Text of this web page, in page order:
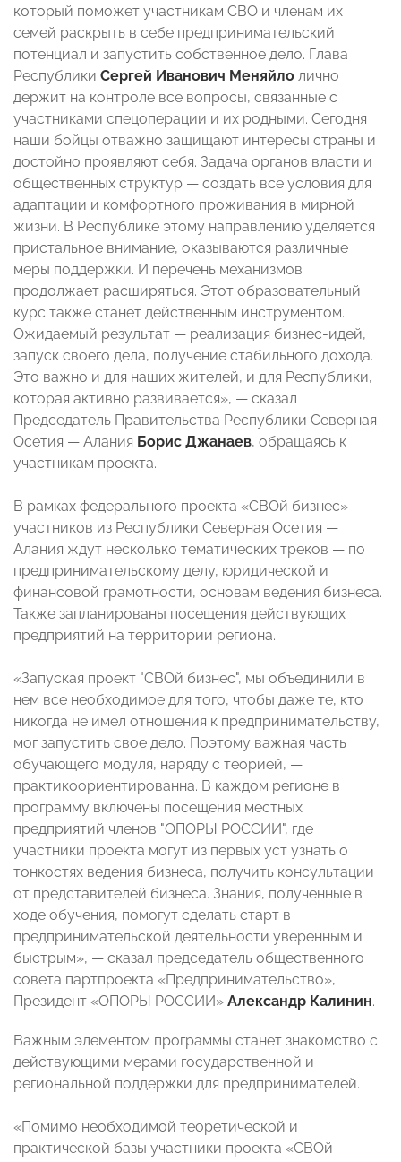
который поможет участникам СВО и членам их
семей раскрыть в себе предпринимательский
потенциал и запустить собственное дело. Глава
Республики Сергей Иванович Меняйло лично
держит на контроле все вопросы, связанные с
участниками спецоперации и их родными. Сегодня
наши бойцы отважно защищают интересы страны и
достойно проявляют себя. Задача органов власти и
общественных структур — создать все условия для
адаптации и комфортного проживания в мирной
жизни. В Республике этому направлению уделяется
пристальное внимание, оказываются различные
меры поддержки. И перечень механизмов
продолжает расширяться. Этот образовательный
курс также станет действенным инструментом.
Ожидаемый результат — реализация бизнес-идей,
запуск своего дела, получение стабильного дохода.
Это важно и для наших жителей, и для Республики,
которая активно развивается», — сказал
Председатель Правительства Республики Северная
Осетия — Алания Борис Джанаев, обращаясь к
участникам проекта.
В рамках федерального проекта «СВОй бизнес»
участников из Республики Северная Осетия —
Алания ждут несколько тематических треков — по
предпринимательскому делу, юридической и
финансовой грамотности, основам ведения бизнеса.
Также запланированы посещения действующих
предприятий на территории региона.
«Запуская проект "СВОй бизнес", мы объединили в
нем все необходимое для того, чтобы даже те, кто
никогда не имел отношения к предпринимательству,
мог запустить свое дело. Поэтому важная часть
обучающего модуля, наряду с теорией, —
практикоориентированна. В каждом регионе в
программу включены посещения местных
предприятий членов "ОПОРЫ РОССИИ", где
участники проекта могут из первых уст узнать о
тонкостях ведения бизнеса, получить консультации
от представителей бизнеса. Знания, полученные в
ходе обучения, помогут сделать старт в
предпринимательской деятельности уверенным и
быстрым», — сказал председатель общественного
совета партпроекта «Предпринимательство»,
Президент «ОПОРЫ РОССИИ» Александр Калинин.
Важным элементом программы станет знакомство с
действующими мерами государственной и
региональной поддержки для предпринимателей.
«Помимо необходимой теоретической и
практической базы участники проекта «СВОй